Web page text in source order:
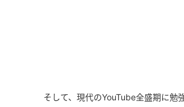
そして、現代のYouTube全盛期に勉